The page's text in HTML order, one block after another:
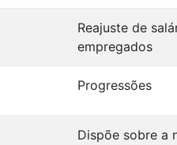
Reajuste de
empregados
Progressões
Dispõe sobre a